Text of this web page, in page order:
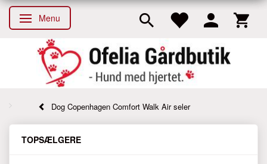
Skifte navigation
Menu
Dog Copenhagen Comfort Walk Air seler
TOPSÆLGERE